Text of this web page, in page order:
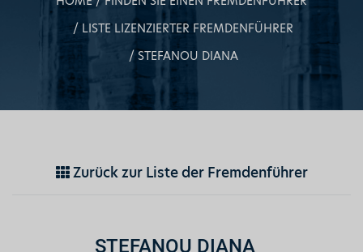
LISTE LIZENZIERTER FREMDENFÜHRER
STEFANOU DIANA
Zurück zur Liste der Fremdenführer
STEFANOU DIANA